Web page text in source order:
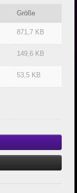
Größe
871,7 KB
149,6 KB
53,5 KB